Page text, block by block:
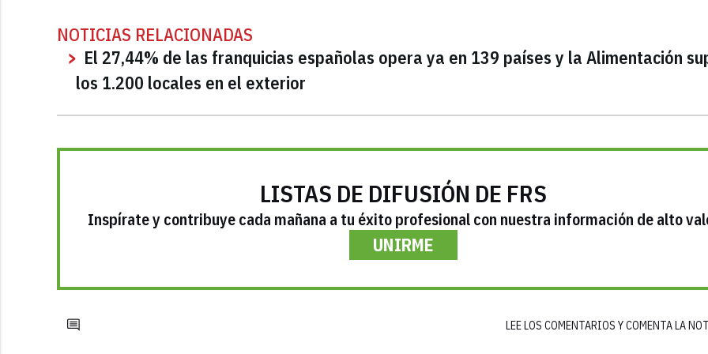
NOTICIAS RELACIONADAS
El 27,44% de las franquicias españolas opera ya en 139 países y la Alimentación
los 1.200 locales en el exterior
LISTAS DE DIFUSIÓN DE FRS
Inspírate y contribuye cada mañana a tu éxito profesional con nuestra información de alto
UNIRME
LEE LOS COMENTARIOS Y COMENTA LA